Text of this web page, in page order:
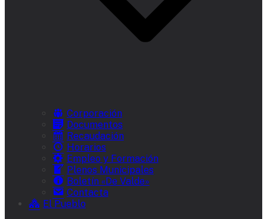
Corporación
Documentos
Recaudación
Horarios
Empleo y Formación
Plenos Municipales
Boletín «De Valde»
Contacta
El Pueblo